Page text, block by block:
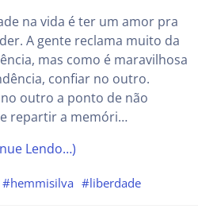
na vida é ter um amor pra
A gente reclama muito da
mas como é maravilhosa
confiar no outro.
outro a ponto de não
repartir a memóri…
Lendo…)
#hemmisilva #liberdade